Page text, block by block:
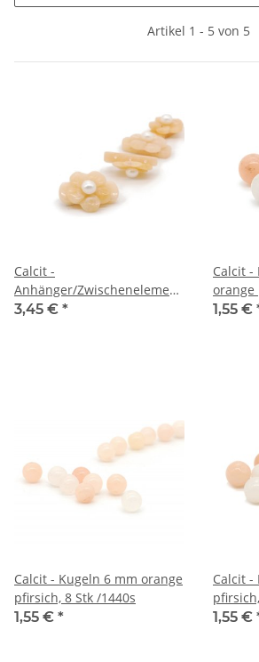
Artikel 1 - 5 von 5
Calcit -
Anhänger/Zwischenelement
mit Zuchtperle /R153
3,45 € *
Calcit -
orange
1,55 €
Calcit - Kugeln 6 mm orange
pfirsich, 8 Stk /1440s
1,55 € *
Calcit -
1,55 €